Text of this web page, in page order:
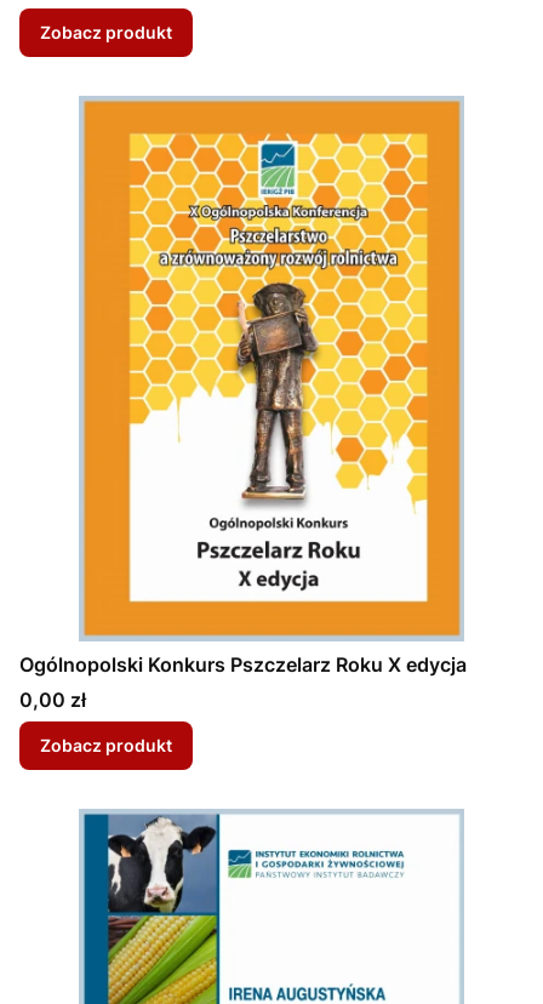
Zobacz produkt
Ogólnopolski Konkurs Pszczelarz Roku X edycja
Cena
0,00 zł
Zobacz produkt